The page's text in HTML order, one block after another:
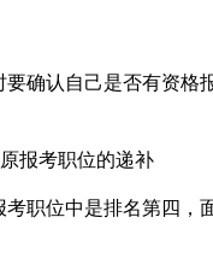
认自己是否有资格
报考职位的递补
位中是排名第四，